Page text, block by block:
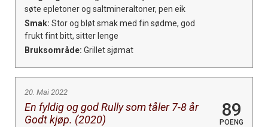
søte epletoner og saltmineraltoner, pen eik
Smak: Stor og bløt smak med fin sødme, god
frukt fint bitt, sitter lenge
Bruksområde: Grillet sjømat
20. Mai 2022
En fyldig og god Rully som tåler 7-8 år
Godt kjøp. (2020)
89
POENG